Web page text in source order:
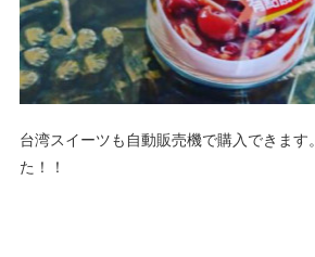
台湾スイーツも自動販売機で購入できます
た！！